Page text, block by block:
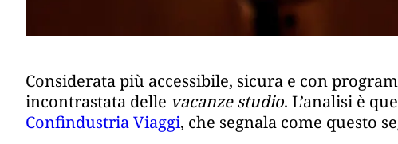
Considerata più accessibile, sicura e con
incontrastata delle vacanze studio. L’analisi è
Confindustria Viaggi, che segnala come questo